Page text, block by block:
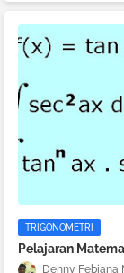
TRIGONOMETRI
Pelajaran
Denny Febiana